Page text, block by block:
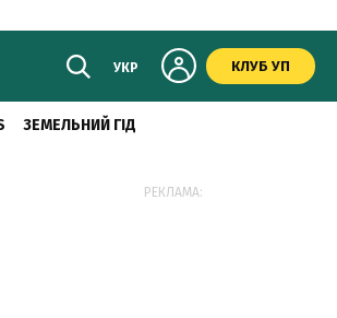
УКР КЛУБ УП
ЗЕМЕЛЬНИЙ ГІД
РЕКЛАМА: